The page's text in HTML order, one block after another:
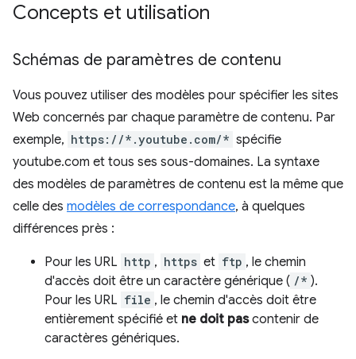
Concepts et utilisation
Schémas de paramètres de contenu
Vous pouvez utiliser des modèles pour spécifier les sites
Web concernés par chaque paramètre de contenu. Par
exemple, https://*.youtube.com/* spécifie
youtube.com et tous ses sous-domaines. La syntaxe
des modèles de paramètres de contenu est la même que
celle des modèles de correspondance, à quelques
différences près :
Pour les URL http , https et ftp , le chemin
d'accès doit être un caractère générique ( /* ).
Pour les URL file , le chemin d'accès doit être
entièrement spécifié et ne doit pascontenir de
caractères génériques.